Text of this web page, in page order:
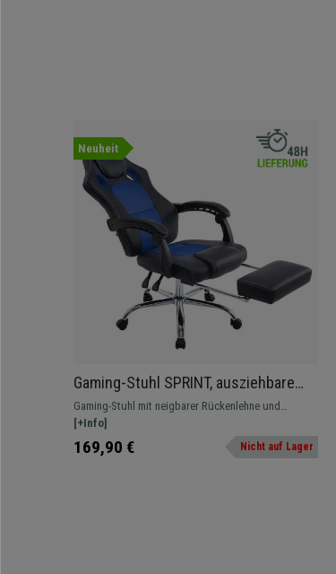
Neuheit
Gaming-Stuhl SPRINT, ausziehbare
Fußablage, Leder- und
atmungsaktiver Netzstoffbezug,
Farbe Blau
Gaming-Stuhl mit neigbarer Rückenlehne und
ausziehbarer Fußablage, hochwertiger Kunstleder-
und atmungsaktiver Netzstoffbezug, in vielen
Farben erhältlich.
[+Info]
169,90 € Nicht auf Lager